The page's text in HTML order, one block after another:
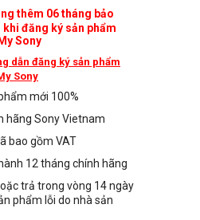
thêm 06 tháng bảo
khi đăng ký sản phẩm
Sony
dẫn đăng ký sản phẩm
Sony
mới 100%
hãng Sony Vietnam
bao gồm VAT
12 tháng chính hãng
trả trong vòng 14 ngày
phẩm lỗi do nhà sản